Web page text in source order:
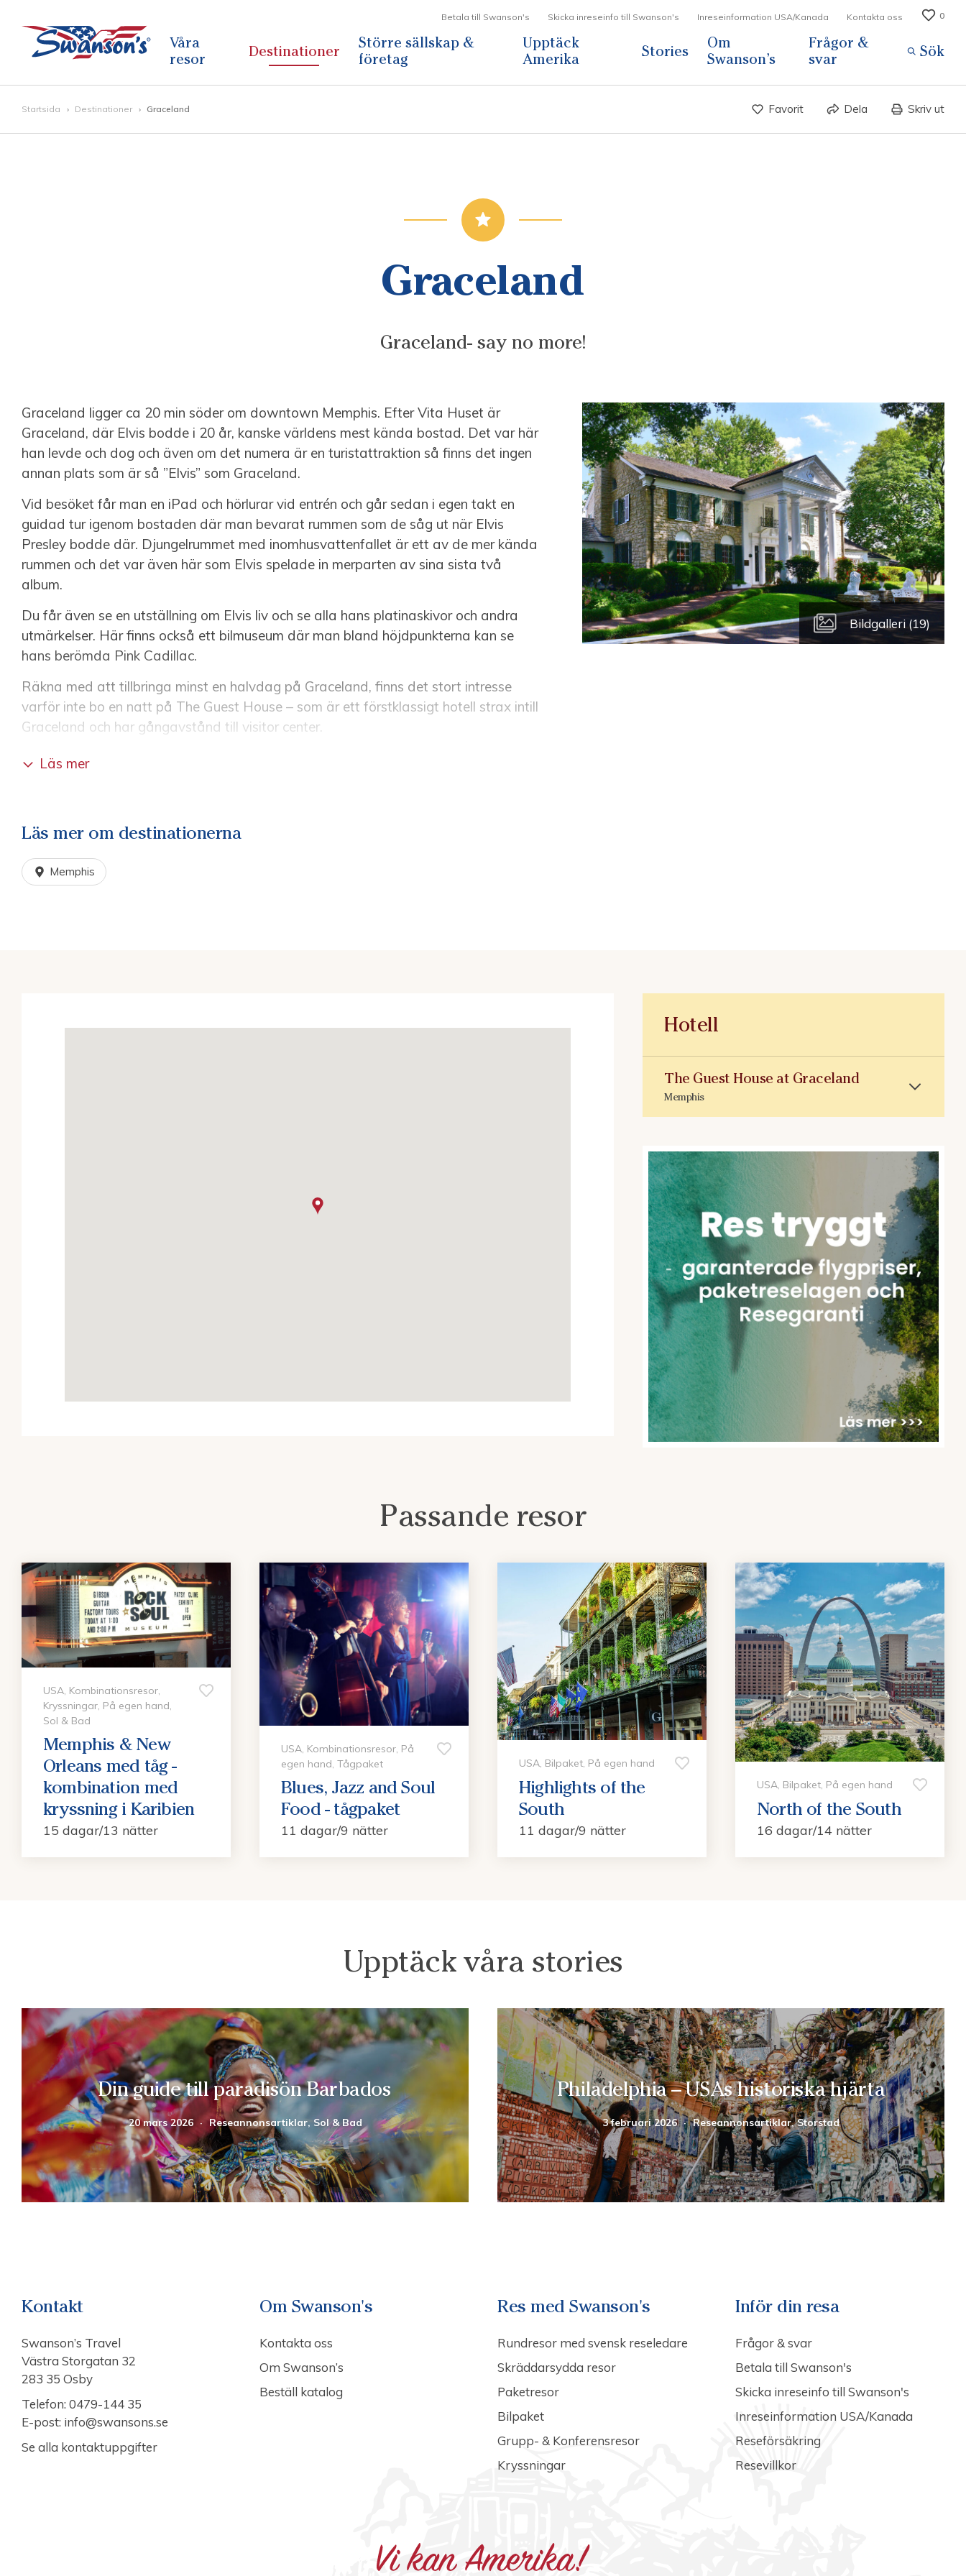
Betala till Swanson's Skicka inreseinfo till Swanson's Inreseinformation USA/Kanada Kontakta oss 0
Våra
resor
Destinationer
Större sällskap &
företag
Upptäck
Amerika
Stories
Om
Swanson’s
Frågor &
svar
Sök
Startsida Destinationer Graceland Favorit Dela Skriv ut
Graceland
Graceland- say no more!
Graceland ligger ca 20 min söder om downtown Memphis. Efter Vita Huset är
Graceland, där Elvis bodde i 20 år, kanske världens mest kända bostad. Det var här
han levde och dog och även om det numera är en turistattraktion så finns det ingen
annan plats som är så ”Elvis” som Graceland.
Vid besöket får man en iPad och hörlurar vid entrén och går sedan i egen takt en
guidad tur igenom bostaden där man bevarat rummen som de såg ut när Elvis
Presley bodde där. Djungelrummet med inomhusvattenfallet är ett av de mer kända
rummen och det var även här som Elvis spelade in merparten av sina sista två
album.
Du får även se en utställning om Elvis liv och se alla hans platinaskivor och andra
utmärkelser. Här finns också ett bilmuseum där man bland höjdpunkterna kan se
hans berömda Pink Cadillac.
Räkna med att tillbringa minst en halvdag på Graceland, finns det stort intresse
varför inte bo en natt på The Guest House – som är ett förstklassigt hotell strax intill
Graceland och har gångavstånd till visitor center.
Oavsett om man är en stor eller liten fan av ”the King ” så är det en mäktig
Läs mer
Läs mer om destinationerna
Memphis
Bildgalleri (19)
Hotell
The Guest House at Graceland
Memphis
Passande resor
USA, Kombinationsresor,
Kryssningar, På egen hand,
Sol & Bad
Memphis & New
Orleans med tåg -
kombination med
kryssning i Karibien
15 dagar/13 nätter
USA, Kombinationsresor, På
egen hand, Tågpaket
Blues, Jazz and Soul
Food - tågpaket
11 dagar/9 nätter
USA, Bilpaket, På egen hand
Highlights of the
South
11 dagar/9 nätter
USA, Bilpaket, På egen hand
North of the South
16 dagar/14 nätter
Upptäck våra stories
Din guide till paradisön Barbados
20 mars 2026 · Reseannonsartiklar, Sol & Bad
Philadelphia – USAs historiska hjärta
3 februari 2026 · Reseannonsartiklar, Storstad
Kontakt
Swanson’s Travel
Västra Storgatan 32
283 35 Osby
Telefon: 0479-144 35
E-post: info@swansons.se
Se alla kontaktuppgifter
Om Swanson's
Kontakta oss
Om Swanson’s
Beställ katalog
Res med Swanson's
Rundresor med svensk reseledare
Skräddarsydda resor
Paketresor
Bilpaket
Grupp- & Konferensresor
Kryssningar
Inför din resa
Frågor & svar
Betala till Swanson's
Skicka inreseinfo till Swanson's
Inreseinformation USA/Kanada
Reseförsäkring
Resevillkor